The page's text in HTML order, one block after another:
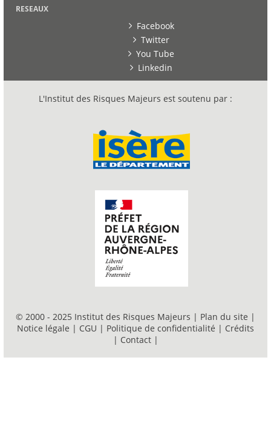
RESEAUX
Facebook
Twitter
You Tube
Linkedin
L'Institut des Risques Majeurs est soutenu par :
© 2000 - 2025 Institut des Risques Majeurs | Plan du site |
Notice légale | CGU | Politique de confidentialité | Crédits
| Contact |